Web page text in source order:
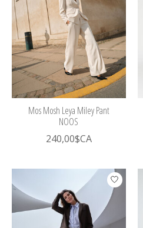
Mos Mosh Leya Miley Pant
NOOS
240,00$CA